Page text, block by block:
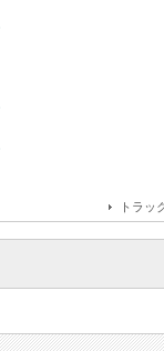
トラ